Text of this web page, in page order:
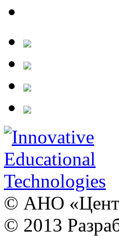
© АНО
© 2013